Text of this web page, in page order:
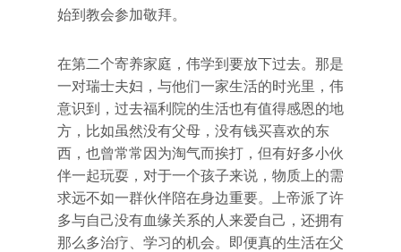
始到教会参加敬拜。
在第二个寄养家庭，伟学到要放下过去。那是
一对瑞士夫妇，与他们一家生活的时光里，伟
意识到，过去福利院的生活也有值得感恩的地
方，比如虽然没有父母，没有钱买喜欢的东
西，也曾常常因为淘气而挨打，但有好多小伙
伴一起玩耍，对于一个孩子来说，物质上的需
求远不如一群伙伴陪在身边重要。上帝派了许
多与自己没有血缘关系的人来爱自己，还拥有
那么多治疗、学习的机会。即便真的生活在父